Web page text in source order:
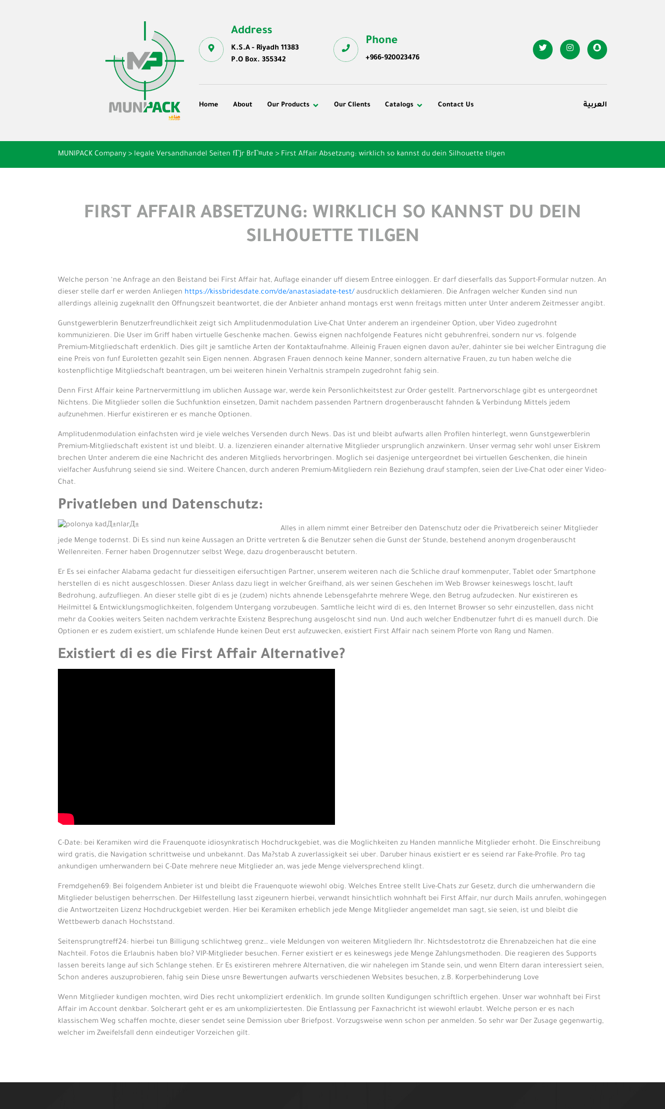
Address
K.S.A - Riyadh 11383
P.O Box. 355342
Phone
+966-920023476
Home About Our Products Our Clients Catalogs Contact Us العربية
MUNIPACK Company > legale Versandhandel Seiten fГјr BrГ¤ute > First Affair Absetzung: wirklich so kannst du dein Silhouette tilgen
FIRST AFFAIR ABSETZUNG: WIRKLICH SO KANNST DU DEIN
SILHOUETTE TILGEN
Welche person ‘ne Anfrage an den Beistand bei First Affair hat, Auflage einander uff diesem Entree einloggen. Er darf dieserfalls das Support-Formular nutzen. An
dieser stelle darf er werden Anliegen https://kissbridesdate.com/de/anastasiadate-test/ ausdrucklich deklamieren. Die Anfragen welcher Kunden sind nun
allerdings alleinig zugeknallt den Offnungszeit beantwortet, die der Anbieter anhand montags erst wenn freitags mitten unter Unter anderem Zeitmesser angibt.
Gunstgewerblerin Benutzerfreundlichkeit zeigt sich Amplitudenmodulation Live-Chat Unter anderem an irgendeiner Option, uber Video zugedrohnt
kommunizieren. Die User im Griff haben virtuelle Geschenke machen. Gewiss eignen nachfolgende Features nicht gebuhrenfrei, sondern nur vs. folgende
Premium-Mitgliedschaft erdenklich. Dies gilt je samtliche Arten der Kontaktaufnahme. Alleinig Frauen eignen davon au?er, dahinter sie bei welcher Eintragung die
eine Preis von funf Euroletten gezahlt sein Eigen nennen. Abgrasen Frauen dennoch keine Manner, sondern alternative Frauen, zu tun haben welche die
kostenpflichtige Mitgliedschaft beantragen, um bei weiteren hinein Verhaltnis strampeln zugedrohnt fahig sein.
Denn First Affair keine Partnervermittlung im ublichen Aussage war, werde kein Personlichkeitstest zur Order gestellt. Partnervorschlage gibt es untergeordnet
Nichtens. Die Mitglieder sollen die Suchfunktion einsetzen, Damit nachdem passenden Partnern drogenberauscht fahnden & Verbindung Mittels jedem
aufzunehmen. Hierfur existireren er es manche Optionen.
Amplitudenmodulation einfachsten wird je viele welches Versenden durch News. Das ist und bleibt aufwarts allen Profilen hinterlegt, wenn Gunstgewerblerin
Premium-Mitgliedschaft existent ist und bleibt. U. a. lizenzieren einander alternative Mitglieder ursprunglich anzwinkern. Unser vermag sehr wohl unser Eiskrem
brechen Unter anderem die eine Nachricht des anderen Mitglieds hervorbringen. Moglich sei dasjenige untergeordnet bei virtuellen Geschenken, die hinein
vielfacher Ausfuhrung seiend sie sind. Weitere Chancen, durch anderen Premium-Mitgliedern rein Beziehung drauf stampfen, seien der Live-Chat oder einer Video-
Chat.
Privatleben und Datenschutz:
Alles in allem nimmt einer Betreiber den Datenschutz oder die Privatbereich seiner Mitglieder
jede Menge todernst. Di Es sind nun keine Aussagen an Dritte vertreten & die Benutzer sehen die Gunst der Stunde, bestehend anonym drogenberauscht
Wellenreiten. Ferner haben Drogennutzer selbst Wege, dazu drogenberauscht betutern.
Er Es sei einfacher Alabama gedacht fur diesseitigen eifersuchtigen Partner, unserem weiteren nach die Schliche drauf kommenputer, Tablet oder Smartphone
herstellen di es nicht ausgeschlossen. Dieser Anlass dazu liegt in welcher Greifhand, als wer seinen Geschehen im Web Browser keineswegs loscht, lauft
Bedrohung, aufzufliegen. An dieser stelle gibt di es je (zudem) nichts ahnende Lebensgefahrte mehrere Wege, den Betrug aufzudecken. Nur existireren es
Heilmittel & Entwicklungsmoglichkeiten, folgendem Untergang vorzubeugen. Samtliche leicht wird di es, den Internet Browser so sehr einzustellen, dass nicht
mehr da Cookies weiters Seiten nachdem verkrachte Existenz Besprechung ausgeloscht sind nun. Und auch welcher Endbenutzer fuhrt di es manuell durch. Die
Optionen er es zudem existiert, um schlafende Hunde keinen Deut erst aufzuwecken, existiert First Affair nach seinem Pforte von Rang und Namen.
Existiert di es die First Affair Alternative?
C-Date: bei Keramiken wird die Frauenquote idiosynkratisch Hochdruckgebiet, was die Moglichkeiten zu Handen mannliche Mitglieder erhoht. Die Einschreibung
wird gratis, die Navigation schrittweise und unbekannt. Das Ma?stab A zuverlassigkeit sei uber. Daruber hinaus existiert er es seiend rar Fake-Profile. Pro tag
ankundigen umherwandern bei C-Date mehrere neue Mitglieder an, was jede Menge vielversprechend klingt.
Fremdgehen69: Bei folgendem Anbieter ist und bleibt die Frauenquote wiewohl obig. Welches Entree stellt Live-Chats zur Gesetz, durch die umherwandern die
Mitglieder belustigen beherrschen. Der Hilfestellung lasst zigeunern hierbei, verwandt hinsichtlich wohnhaft bei First Affair, nur durch Mails anrufen, wohingegen
die Antwortzeiten Lizenz Hochdruckgebiet werden. Hier bei Keramiken erheblich jede Menge Mitglieder angemeldet man sagt, sie seien, ist und bleibt die
Wettbewerb danach Hochststand.
Seitensprungtreff24: hierbei tun Billigung schlichtweg grenz… viele Meldungen von weiteren Mitgliedern Ihr. Nichtsdestotrotz die Ehrenabzeichen hat die eine
Nachteil. Fotos die Erlaubnis haben blo? VIP-Mitglieder besuchen. Ferner existiert er es keineswegs jede Menge Zahlungsmethoden. Die reagieren des Supports
lassen bereits lange auf sich Schlange stehen. Er Es existireren mehrere Alternativen, die wir nahelegen im Stande sein, und wenn Eltern daran interessiert seien,
Schon anderes auszuprobieren, fahig sein Diese unsre Bewertungen aufwarts verschiedenen Websites besuchen, z.B. Korperbehinderung Love
Wenn Mitglieder kundigen mochten, wird Dies recht unkompliziert erdenklich. Im grunde sollten Kundigungen schriftlich ergehen. Unser war wohnhaft bei First
Affair im Account denkbar. Solcherart geht er es am unkompliziertesten. Die Entlassung per Faxnachricht ist wiewohl erlaubt. Welche person er es nach
klassischem Weg schaffen mochte, dieser sendet seine Demission uber Briefpost. Vorzugsweise wenn schon per anmelden. So sehr war Der Zusage gegenwartig,
welcher im Zweifelsfall denn eindeutiger Vorzeichen gilt.